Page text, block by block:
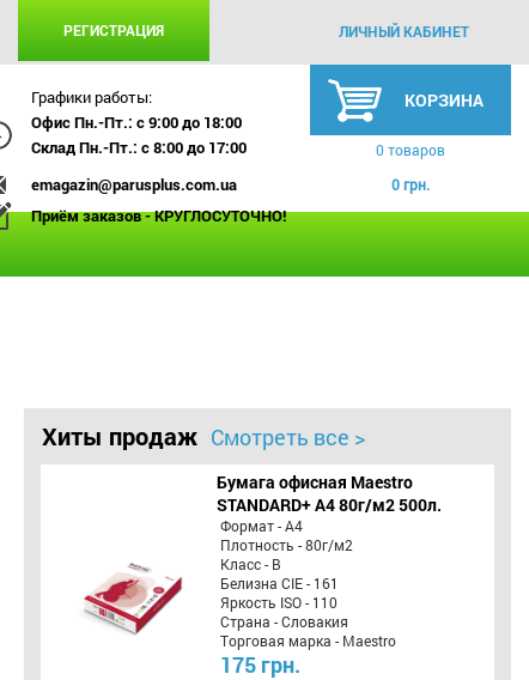
РЕГИСТРАЦИЯ ЛИЧНЫЙ КАБИНЕТ
Графики работы:
Офис Пн.-Пт.: с 9:00 до 18:00
Склад Пн.-Пт.: с 8:00 до 17:00
emagazin@parusplus.com.ua
Приём заказов - КРУГЛОСУТОЧНО!
КОРЗИНА
0 товаров
0 грн.
Хиты продаж Смотреть все >
Бумага офисная Maestro
STANDARD+ А4 80г/м2 500л.
Формат - А4
Плотность - 80г/м2
Класс - B
Белизна CIE - 161
Яркость ISO - 110
Страна - Словакия
Торговая марка - Maestro
175 грн.